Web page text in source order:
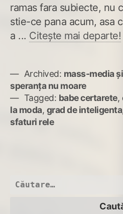
ramas fara subiecte, nu
stie-ce pana acum, asa
a ... Citește mai departe!
Archived: mass-media
speranța nu moare
Tagged: babe certarete,
la moda, grad de inteligenta
sfaturi rele
Caută